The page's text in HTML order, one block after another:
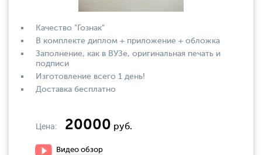
Качество "Гознак"
В комплекте диплом + приложение + обложка
Заполнение, как в ВУЗе, оригинальная печать и
подписи
Изготовление всего 1 день!
Доставка бесплатно
Цена: 20000 руб.
Видео обзор